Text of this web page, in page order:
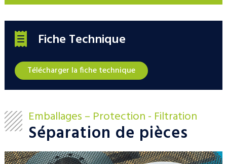
Fiche Technique
Télécharger la fiche technique
Séparation de pièces
Emballages – Protection - Filtration